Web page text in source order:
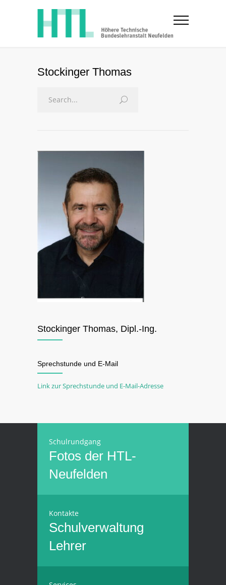
Stockinger Thomas
Stockinger Thomas, Dipl.-Ing.
Sprechstunde und E-Mail
Link zur Sprechstunde und E-Mail-Adresse
Schulrundgang
Fotos der HTL-
Neufelden
Kontakte
Schulverwaltung
Lehrer